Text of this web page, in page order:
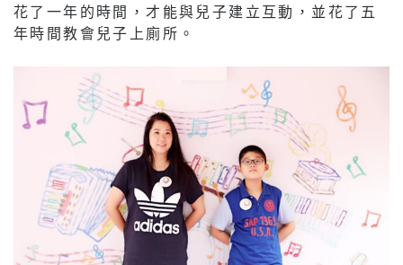
花了一年的時間，才能與兒子建立互動，並花了五
年時間教會兒子上廁所。